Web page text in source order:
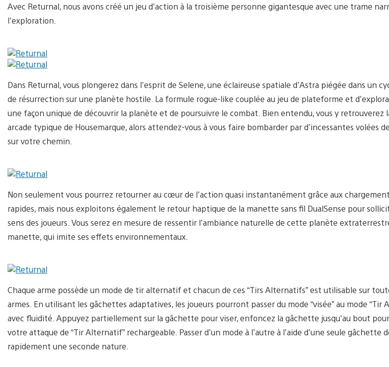
Avec Returnal, nous avons créé un jeu d’action à la troisième personne gigantesque avec une trame
l’exploration.
Dans Returnal, vous plongerez dans l’esprit de Selene, une éclaireuse spatiale d’Astra piégée dans un
de résurrection sur une planète hostile. La formule rogue-like couplée au jeu de plateforme et
une façon unique de découvrir la planète et de poursuivre le combat. Bien entendu, vous y retrouverez
arcade typique de Housemarque, alors attendez-vous à vous faire bombarder par d’incessantes volées
sur votre chemin.
Non seulement vous pourrez retourner au cœur de l’action quasi instantanément grâce aux
rapides, mais nous exploitons également le retour haptique de la manette sans fil DualSense pour
sens des joueurs. Vous serez en mesure de ressentir l’ambiance naturelle de cette planète
manette, qui imite ses effets environnementaux.
Chaque arme possède un mode de tir alternatif et chacun de ces “Tirs Alternatifs” est utilisable sur
armes. En utilisant les gâchettes adaptatives, les joueurs pourront passer du mode “visée” au mode “Tir
avec fluidité. Appuyez partiellement sur la gâchette pour viser, enfoncez la gâchette jusqu’au bout
votre attaque de “Tir Alternatif” rechargeable. Passer d’un mode à l’autre à l’aide d’une seule gâchette
rapidement une seconde nature.